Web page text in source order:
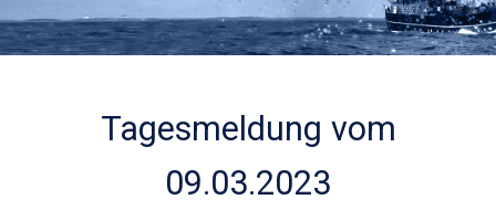
Tagesmeldung vom
09.03.2023